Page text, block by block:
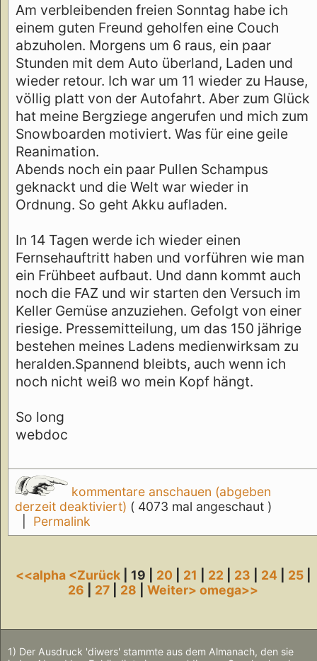
Am verbleibenden freien Sonntag habe ich
einem guten Freund geholfen eine Couch
abzuholen. Morgens um 6 raus, ein paar
Stunden mit dem Auto überland, Laden und
wieder retour. Ich war um 11 wieder zu Hause,
völlig platt von der Autofahrt. Aber zum Glück
hat meine Bergziege angerufen und mich zum
Snowboarden motiviert. Was für eine geile
Reanimation.
Abends noch ein paar Pullen Schampus
geknackt und die Welt war wieder in
Ordnung. So geht Akku aufladen.
In 14 Tagen werde ich wieder einen
Fernsehauftritt haben und vorführen wie man
ein Frühbeet aufbaut. Und dann kommt auch
noch die FAZ und wir starten den Versuch im
Keller Gemüse anzuziehen. Gefolgt von einer
riesige. Pressemitteilung, um das 150 jährige
bestehen meines Ladens medienwirksam zu
heralden.Spannend bleibts, auch wenn ich
noch nicht weiß wo mein Kopf hängt.
So long
webdoc
kommentare anschauen (abgeben
derzeit deaktiviert) ( 4073 mal angeschaut )
Permalink
<<alpha <Zurück | 19 | 20| 21 22 23 24 25|
26
27 28 |Weiter>omega>>
1) Der Ausdruck 'diwers' stammte aus dem Almanach, den sie